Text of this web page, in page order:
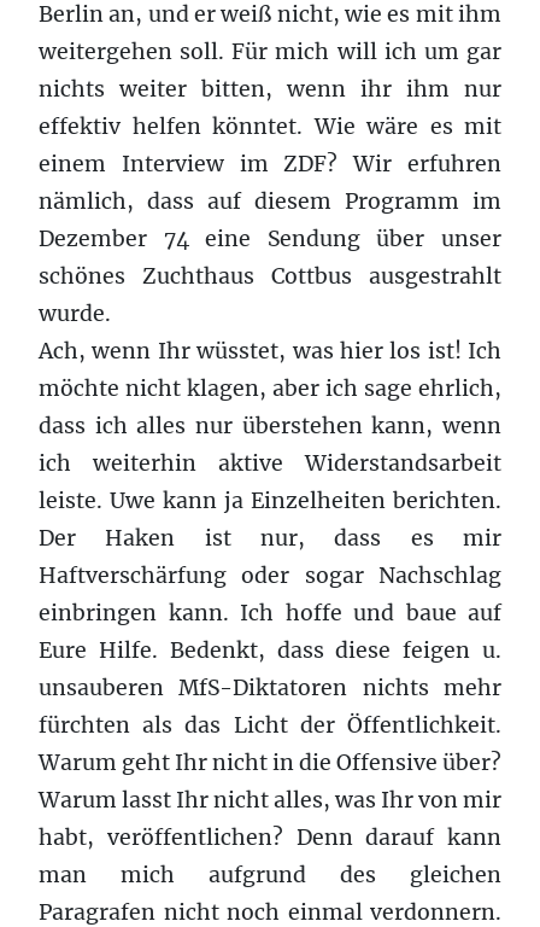
Berlin an, und er weiß nicht, wie es mit ihm
weitergehen soll. Für mich will ich um gar
nichts weiter bitten, wenn ihr ihm nur
effektiv helfen könntet. Wie wäre es mit
einem Interview im ZDF? Wir erfuhren
nämlich, dass auf diesem Programm im
Dezember 74 eine Sendung über unser
schönes Zuchthaus Cottbus ausgestrahlt
wurde.
Ach, wenn Ihr wüsstet, was hier los ist! Ich
möchte nicht klagen, aber ich sage ehrlich,
dass ich alles nur überstehen kann, wenn
ich weiterhin aktive Widerstandsarbeit
leiste. Uwe kann ja Einzelheiten berichten.
Der Haken ist nur, dass es mir
Haftverschärfung oder sogar Nachschlag
einbringen kann. Ich hoffe und baue auf
Eure Hilfe. Bedenkt, dass diese feigen u.
unsauberen MfS-Diktatoren nichts mehr
fürchten als das Licht der Öffentlichkeit.
Warum geht Ihr nicht in die Offensive über?
Warum lasst Ihr nicht alles, was Ihr von mir
habt, veröffentlichen? Denn darauf kann
man mich aufgrund des gleichen
Paragrafen nicht noch einmal verdonnern.